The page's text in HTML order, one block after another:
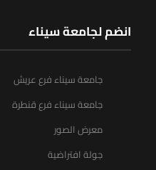
انضم لجامعة سيناء
جامعة سيناء فرع عريش
جامعة سيناء فرع قنطرة
معرض الصور
جولة افتراضية